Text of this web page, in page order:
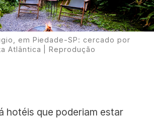
em Piedade-SP: cercado por
Atlântica | Reprodução
hotéis que poderiam estar